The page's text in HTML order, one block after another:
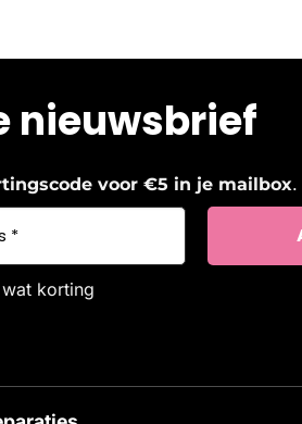
nieuwsbrief
voor €5 in je mailbox.
korting